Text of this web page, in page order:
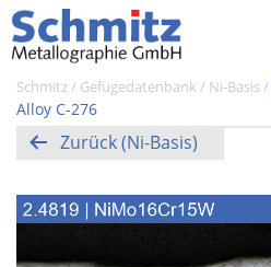
Zum
Inhalt
springen
Schmitz-
Metallographie
GmbH
Schmitz / Gefügedatenbank / Ni-Basis/
Alloy C-276
Zurück (Ni-Basis)